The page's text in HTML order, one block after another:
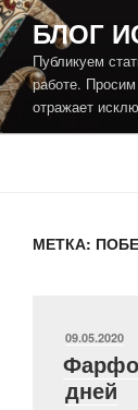
Перейти
к
содержимому
БЛОГ
Публикуем
работе.
отражает
МЕТКА:
09.05.2020
дней